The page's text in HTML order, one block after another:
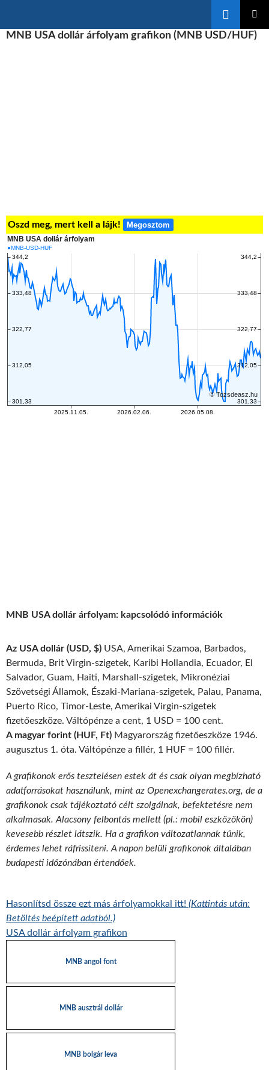
MENÜ
AMNB USA dollár árfolyam grafikon (MNB USD/HUF)
Oszd meg, mert kell a lájk! Megosztom
MNB USA dollár árfolyam: kapcsolódó információk
Az USA dollár (USD, $) USA, Amerikai Szamoa, Barbados,
Bermuda, Brit Virgin-szigetek, Karibi Hollandia, Ecuador, El
Salvador, Guam, Haiti, Marshall-szigetek, Mikronéziai
Szövetségi Államok, Északi-Mariana-szigetek, Palau, Panama,
Puerto Rico, Timor-Leste, Amerikai Virgin-szigetek
fizetőeszköze. Váltópénze a cent, 1 USD = 100 cent.
A magyar forint (HUF, Ft) Magyarország fizetőeszköze 1946.
augusztus 1. óta. Váltópénze a fillér, 1 HUF = 100 fillér.
A grafikonok erős tesztelésen estek át és csak olyan megbízható
adatforrásokat használunk, mint az Openexchangerates.org, de a
grafikonok csak tájékoztató célt szolgálnak, befektetésre nem
alkalmasak. Alacsony felbontás mellett (pl.: mobil eszközökön)
kevesebb részlet látszik. Ha a grafikon változatlannak tűnik,
érdemes lehet ráfrissíteni. A napon belüli grafikonok általában
budapesti időzónában értendőek.
Hasonlítsd össze ezt más árfolyamokkal itt! (Kattintás után:
Betöltés beépített adatból.)
USA dollár árfolyam grafikon
MNB angol font
MNB ausztrál dollár
MNB bolgár leva